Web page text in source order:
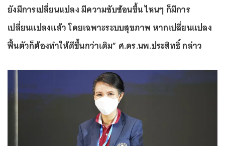
ยังมีการเปลี่ยนแปลง มีความซับซ้อนขึ้น ไหนๆ ก็มีการ
เปลี่ยนแปลงแล้ว โดยเฉพาะระบบสุขภาพ หากเปลี่ยนแปลง
ฟื้นตัวก็ต้องทำให้ดีขึ้นกว่าเดิม” ศ.ดร.นพ.ประสิทธิ์ กล่าว